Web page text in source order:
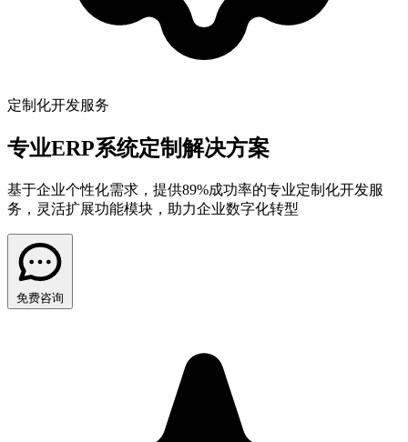
定制化开发服务
专业ERP系统定制解决方案
基于企业个性化需求，提供89%成功率的专业定制化开发服
务，灵活扩展功能模块，助力企业数字化转型
免费咨询